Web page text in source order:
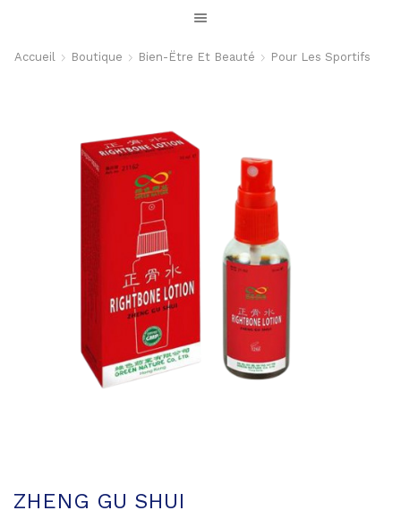
Accueil Boutique Bien-Ëtre Et Beauté Pour Les Sportifs
ZHENG GU SHUI